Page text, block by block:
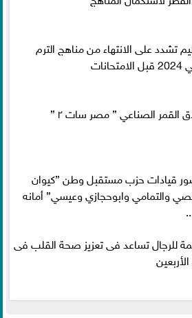
تشدد على الانتهاء من مناهج الترم
القمر الصناعي ” مصر سات ٢ ”
قيادات حزب مستقبل وطن ”كيوان
والتمامي وابوحجازي وعيسي” أمانه
للرجال تساعد فى تعزيز صحة القلب فى